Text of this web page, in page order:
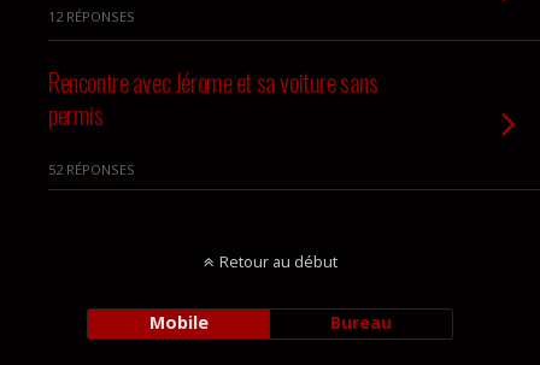
12 RÉPONSES
Rencontre avec Jérome et sa voiture sans
permis
52 RÉPONSES
Retour au début
Mobile Bureau